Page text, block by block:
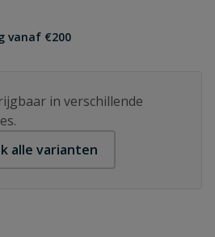
vanaf €200
in verschillende
alle varianten